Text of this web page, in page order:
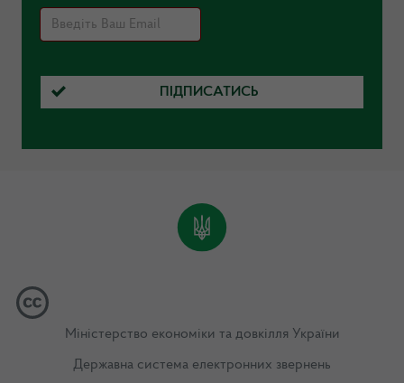
ПІДПИСАТИСЬ
Міністерство економіки та довкілля України
Державна система електронних звернень